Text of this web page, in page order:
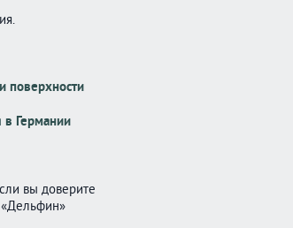
поверхности
в Германии
вы доверите